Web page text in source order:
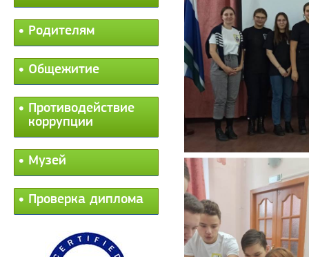
Родителям
Общежитие
Противодействие
коррупции
Музей
Проверка диплома